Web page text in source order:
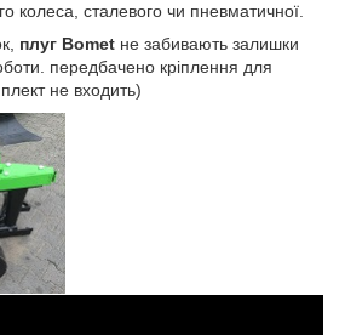
колеса, сталевого чи пневматичної.
плуг Bomet не забивають залишки
передбачено кріплення для
не входить)